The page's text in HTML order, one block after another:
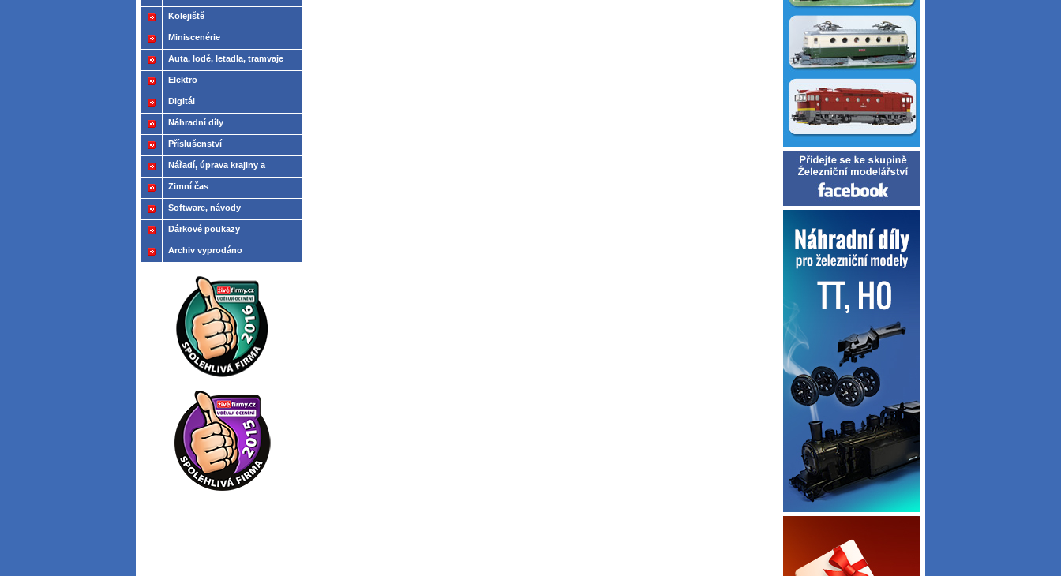
Kolejiště
Miniscenérie
Auta, lodě, letadla, tramvaje
Elektro
Digitál
Náhradní díly
Příslušenství
Nářadí, úprava krajiny a
modelů
Zimní čas
Software, návody
Dárkové poukazy
Archiv vyprodáno